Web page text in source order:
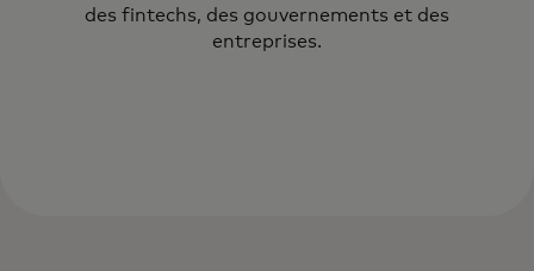
En utilisant des technologies telles que la
réalité augmentée, la réalité mixte, l’IA, le
des fintechs, des gouvernements et des
entreprises.